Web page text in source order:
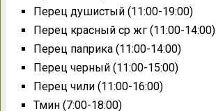
Перец душистый (11:00-19:00)
Перец красный ср жг (11:00-14:00)
Перец паприка (11:00-14:00)
Перец черный (11:00-15:00)
Перец чили (11:00-16:00)
Тмин (7:00-18:00)